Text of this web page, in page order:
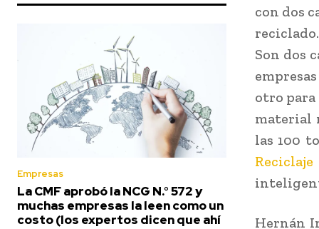
Empresas
La CMF aprobó la NCG N.° 572 y
muchas empresas la leen como un
costo (los expertos dicen que ahí
con dos
reciclado.
Son dos
otro para
material
las 100
Hernán